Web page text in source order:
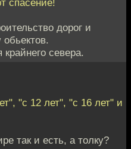
дорог и
обьектов.
севера.
"с 12 лет", "с 16 лет" и
так и есть, а толку?